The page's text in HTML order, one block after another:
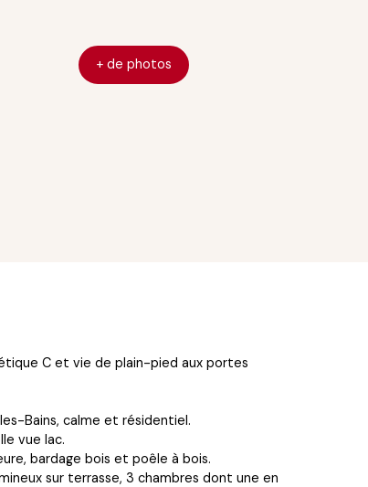
+ de photos
C et vie de plain-pied aux portes
Bains, calme et résidentiel.
vue lac.
bardage bois et poêle à bois.
sur terrasse, 3 chambres dont une en